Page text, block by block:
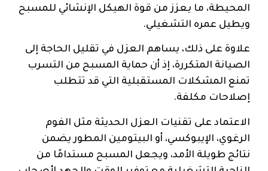
المحيطة، ما يعزز من قوة الهيكل الإنشائي للمسبح
ويطيل عمره التشغيلي.
علاوة على ذلك، يساهم العزل في تقليل الحاجة إلى
الصيانة المتكررة، إذ أن حماية المسبح من التسرب
تمنع المشكلات المستقبلية التي قد تتطلب
إصلاحات مكلفة.
الاعتماد على تقنيات العزل الحديثة مثل الفوم
الرغوي، الإيبوكسي، أو البيتومين المطور يضمن
نتائج طويلة الأمد، ويجعل المسبح مستدامًا من